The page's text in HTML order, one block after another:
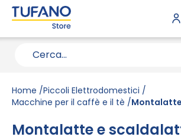
Home Piccoli Elettrodomestici
Macchine per il caffè e il tè
Montalatte e